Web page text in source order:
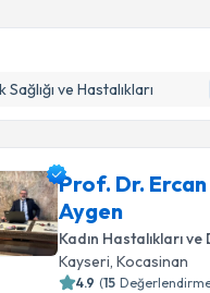
Sağlığı ve Hastalıkları
Prof. Dr.
Aygen
Kadın Hastalıkları
Kayseri, Kocasinan
4.9 (15